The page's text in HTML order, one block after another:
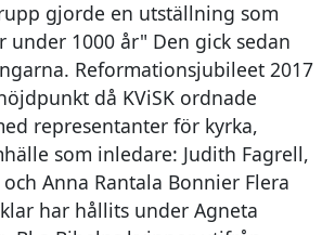
gjorde en utställning som
under 1000 år" Den gick sedan
Reformationsjubileet 2017
då KViSK ordnade
representanter för kyrka,
som inledare: Judith Fagrell,
Anna Rantala Bonnier Flera
har hållits under Agneta